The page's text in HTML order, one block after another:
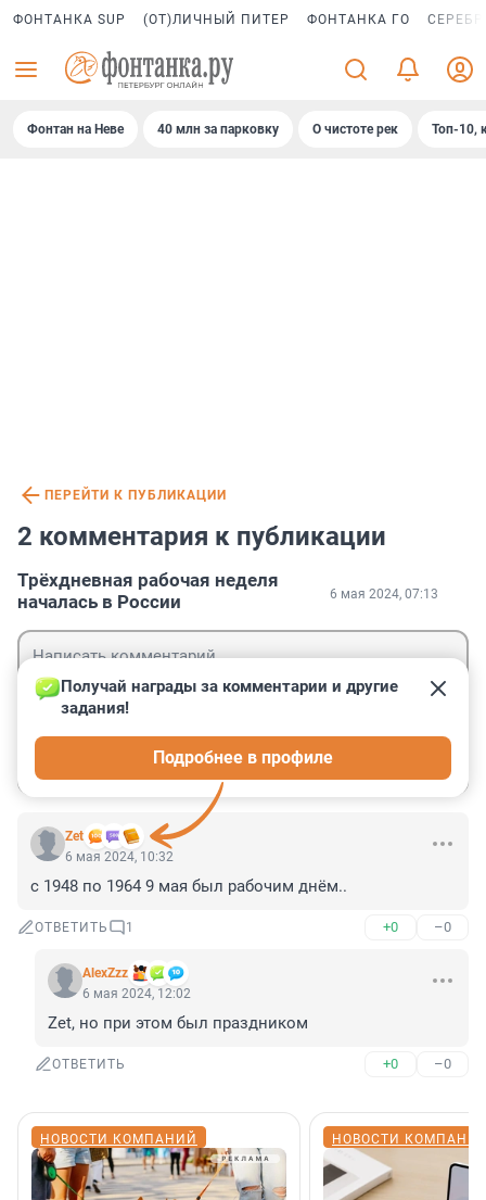
ФОНТАНКА SUP (ОТ)ЛИЧНЫЙ ПИТЕР ФОНТАНКА ГО
Фонтан на Неве 40 млн за парковку О чистоте рек Топ-10,
ПЕРЕЙТИ К ПУБЛИКАЦИИ
2 комментария к публикации
Трёхдневная рабочая неделя
началась в России
6 мая 2024, 07:13
Zet
Получай награды за комментарии и другие
задания!
Подробнее в профиле
6 мая 2024, 10:32
с 1948 по 1964 9 мая был рабочим днём..
ОТВЕТИТЬ 1 +0 –0
AlexZzz
6 мая 2024, 12:02
Zet, но при этом был праздником
ОТВЕТИТЬ +0 –0
НОВОСТИ КОМПАНИЙ НОВОСТИ